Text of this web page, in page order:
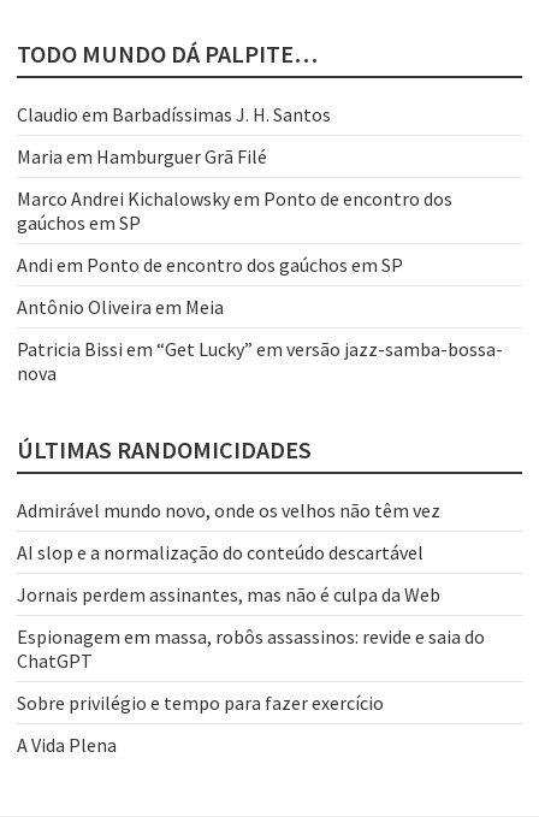
TODO MUNDO DÁ PALPITE…
Claudio em Barbadíssimas J. H. Santos
Maria em Hamburguer Grã Filé
Marco Andrei Kichalowskyem Ponto de encontro dos
gaúchos em SP
Andi em Ponto de encontro dos gaúchos em SP
Antônio Oliveira em Meia
Patricia Bissi em “Get Lucky” em versão jazz-samba-bossa-
nova
ÚLTIMAS RANDOMICIDADES
Admirável mundo novo, onde os velhos não têm vez
AI slop e a normalização do conteúdo descartável
Jornais perdem assinantes, mas não é culpa da Web
Espionagem em massa, robôs assassinos: revide e saia do
ChatGPT
Sobre privilégio e tempo para fazer exercício
A Vida Plena